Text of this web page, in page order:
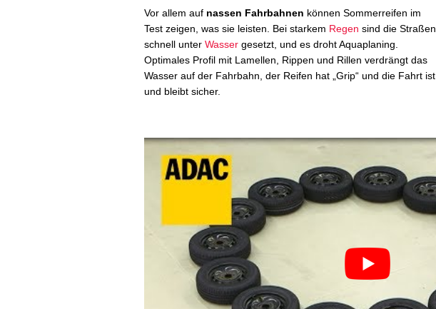
Vor allem auf nassen Fahrbahnen können Sommerreifen im
Test zeigen, was sie leisten. Bei starkem Regen sind die Straßen
schnell unter Wasser gesetzt, und es droht Aquaplaning.
Optimales Profil mit Lamellen, Rippen und Rillen verdrängt das
Wasser auf der Fahrbahn, der Reifen hat „Grip“ und die Fahrt ist
und bleibt sicher.